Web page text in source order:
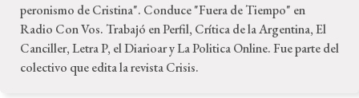
peronismo de Cristina". Conduce "Fuera de Tiempo" en
Radio Con Vos. Trabajó en Perfil, Crítica de la Argentina, El
Canciller, Letra P, el Diarioar y La Politica Online. Fue parte del
colectivo que edita la revista Crisis.